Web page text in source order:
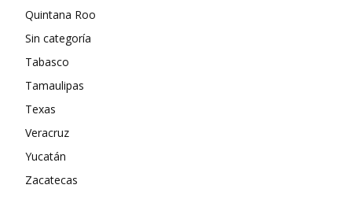
Quintana Roo
Sin categoría
Tabasco
Tamaulipas
Texas
Veracruz
Yucatán
Zacatecas